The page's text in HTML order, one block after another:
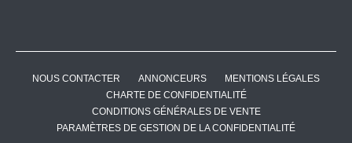
NOUS CONTACTER ANNONCEURS
MENTIONS LÉGALES
CHARTE DE CONFIDENTIALITÉ
CONDITIONS GÉNÉRALES DE VENTE
PARAMÈTRES DE GESTION DE LA CONFIDENTIALITÉ